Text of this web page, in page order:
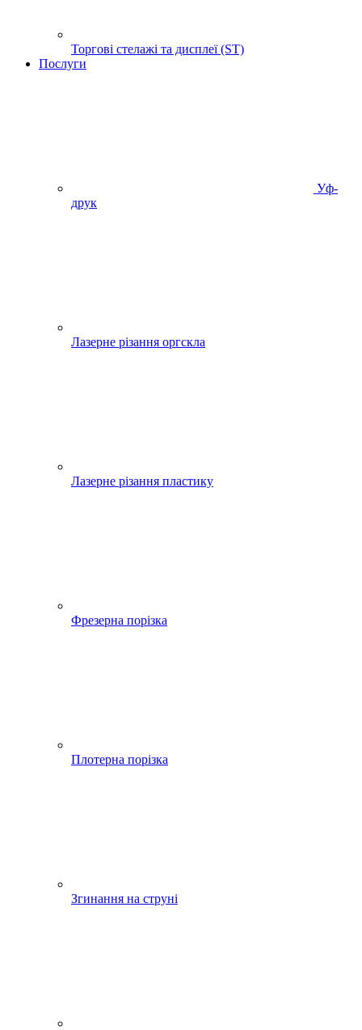
Торгові стелажі та дисплеї (ST)
Послуги
Уф-
друк
Лазерне різання оргскла
Лазерне різання пластику
Фрезерна порізка
Плотерна порізка
Згинання на струні